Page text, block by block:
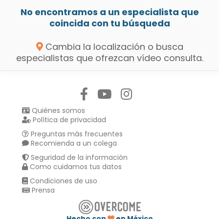
No encontramos a un especialista que
coincida con tu búsqueda
Cambia la localización o busca
especialistas que ofrezcan vídeo consulta.
Quiénes somos
Política de privacidad
Preguntas más frecuentes
Recomienda a un colega
Seguridad de la información
Como cuidamos tus datos
Condiciones de uso
Prensa